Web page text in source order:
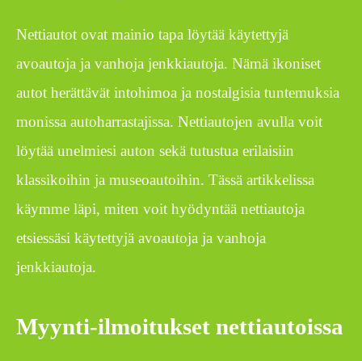
Nettiautot ovat mainio tapa löytää käytettyjä
avoautoja ja vanhoja jenkkiautoja. Nämä ikoniset
autot herättävät intohimoa ja nostalgisia tuntemuksia
monissa autoharrastajissa. Nettiautojen avulla voit
löytää unelmiesi auton sekä tutustua erilaisiin
klassikoihin ja museoautoihin. Tässä artikkelissa
käymme läpi, miten voit hyödyntää nettiautoja
etsiessäsi käytettyjä avoautoja ja vanhoja
jenkkiautoja.
Myynti-ilmoitukset nettiautoissa